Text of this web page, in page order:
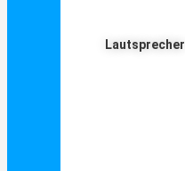
Lautsprecher